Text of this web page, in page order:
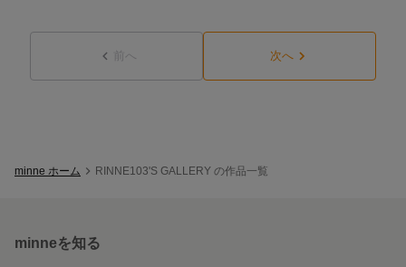
前へ 次へ
minne ホーム RINNE103'S GALLERY の作品一覧
minneを知る